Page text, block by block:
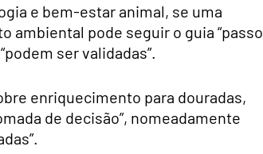
e bem-estar animal, se uma
ambiental pode seguir o guia “passo
ser validadas”.
enriquecimento para douradas,
de decisão”, nomeadamente